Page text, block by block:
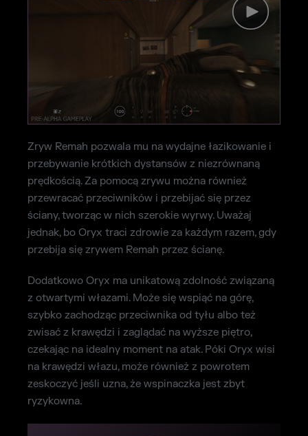
Zryw Remah pozwala mu na wydajne łazikowanie i
przebywanie krótkich dystansów z niezrównaną
prędkością. Za pomocą zrywu można również
przewracać przeciwników i przebijać się przez
ściany, tworząc w nich szerokie wyrwy. Uważaj
jednak, bo Oryx traci zdrowie za każdym razem, gdy
przebija się zrywem Remah przez ścianę.
Dodatkowo Oryx ma unikatową zdolność związaną
z otwartymi włazami. Może się wspiąć na górę,
szybko zachodząc przeciwnika od tyłu albo też
zwisać z krawędzi i zaglądać na wyższe piętro,
czekając na idealny moment na atak. Póki Oryx wisi
na krawędzi włazu, może również z powrotem
zeskoczyć jeśli uzna, że wspinaczka jest zbyt
ryzykowna.